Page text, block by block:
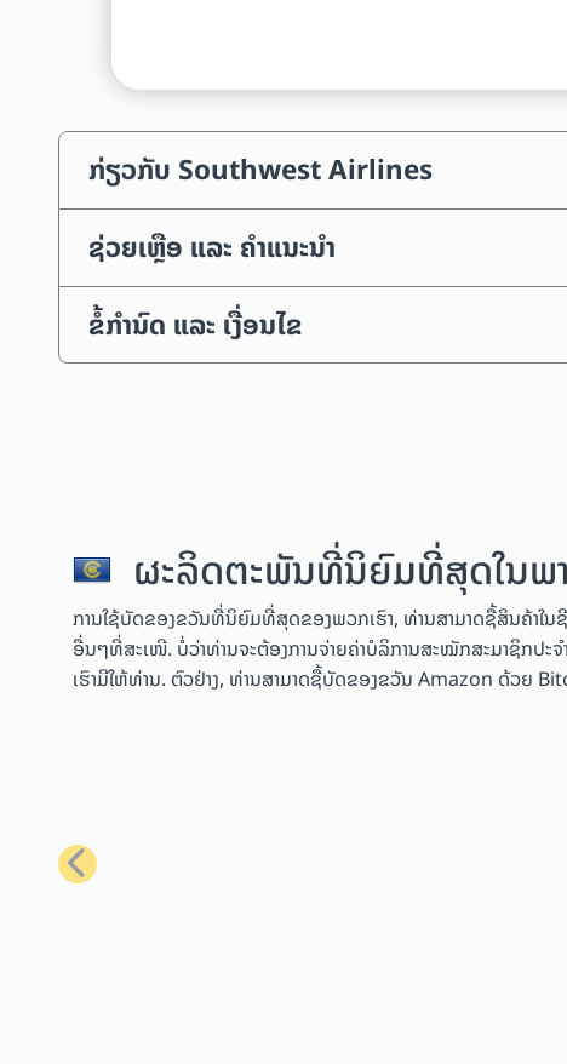
ກ່ຽວກັບ Southwest Airlines
ຊ່ວຍເຫຼືອ ແລະ ຄຳແນະນຳ
ຂໍ້ກຳນົດ ແລະ ເງື່ອນໄຂ
ຜະລິດຕະພັນທີ່ນິຍົມທີ່ສຸດໃນພ
ການໃຊ້ບັດຂອງຂວັນທີ່ນິຍົມທີ່ສຸດຂອງພວກເຮົາ, ທ່ານສາມາດຊື້ສິນຄ້າໃ
ອື່ນໆທີ່ສະເໜີ. ບໍ່ວ່າທ່ານຈະຕ້ອງການຈ່າຍຄ່າບໍລິການສະໝັກສະມາຊິກປະ
ເຮົາມີໃຫ້ທ່ານ. ຕົວຢ່າງ, ທ່ານສາມາດຊື້ບັດຂອງຂວັນ Amazon ດ້ວຍ
ກ່ອນໜ້າ